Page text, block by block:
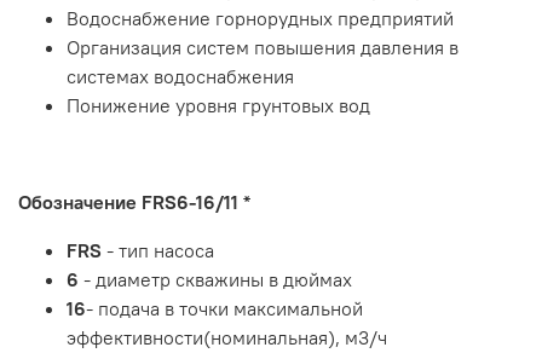
Водоснабжение горнорудных предприятий
Организация систем повышения давления в
системах водоснабжения
Понижение уровня грунтовых вод
Обозначение FRS6-16/11 *
FRS - тип насоса
6 - диаметр скважины в дюймах
16- подача в точки максимальной
эффективности(номинальная), м3/ч